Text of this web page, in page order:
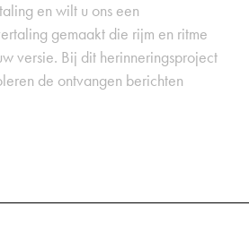
en wilt u ons een
gemaakt die rijm en ritme
versie. Bij dit herinneringsproject
de ontvangen berichten